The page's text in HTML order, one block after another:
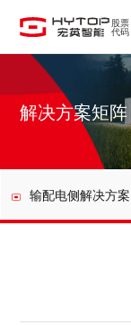
股票
代码
解决方案矩阵
输配电侧解决方案